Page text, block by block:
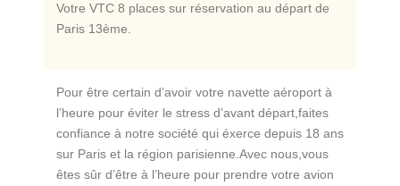
Votre VTC 8 places sur réservation au départ de
Paris 13ème.
Pour être certain d’avoir votre navette aéroport à
l’heure pour éviter le stress d’avant départ,faites
confiance à notre société qui éxerce depuis 18 ans
sur Paris et la région parisienne.Avec nous,vous
êtes sûr d’être à l’heure pour prendre votre avion